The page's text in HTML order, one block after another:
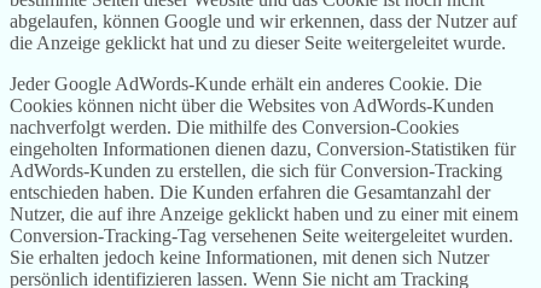
abgelaufen, können Google und wir erkennen, dass der Nutzer auf
die Anzeige geklickt hat und zu dieser Seite weitergeleitet wurde.
Jeder Google AdWords-Kunde erhält ein anderes Cookie. Die
Cookies können nicht über die Websites von AdWords-Kunden
nachverfolgt werden. Die mithilfe des Conversion-Cookies
eingeholten Informationen dienen dazu, Conversion-Statistiken für
AdWords-Kunden zu erstellen, die sich für Conversion-Tracking
entschieden haben. Die Kunden erfahren die Gesamtanzahl der
Nutzer, die auf ihre Anzeige geklickt haben und zu einer mit einem
Conversion-Tracking-Tag versehenen Seite weitergeleitet wurden.
Sie erhalten jedoch keine Informationen, mit denen sich Nutzer
persönlich identifizieren lassen. Wenn Sie nicht am Tracking